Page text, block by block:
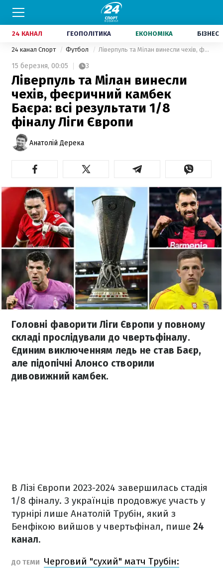
24 КАНАЛ ГЕОПОЛІТИКА ЕКОНОМІКА БІЗНЕС
24 канал Спорт Футбол Ліверпуль та Мілан винесли чехів, феєричний камбек Баєра: всі результати 1/8 фіналу Ліги Європи
15 березня, 00:05 3
Ліверпуль та Мілан винесли
чехів, феєричний камбек
Баєра: всі результати 1/8
фіналу Ліги Європи
Анатолій Дерека
Головні фаворити Ліги Європи у повному
складі прослідували до чвертьфіналу.
Єдиним виключенням ледь не став Баєр,
але підопічні Алонсо створили
дивовижний камбек.
В Лізі Європи 2023-2024 завершилась стадія
1/8 фіналу. З українців продовжує участь у
турнірі лише Анатолій Трубін, який з
Бенфікою вийшов у чвертьфінал, пише 24
канал.
ДО ТЕМИ
Черговий "сухий" матч Трубін: